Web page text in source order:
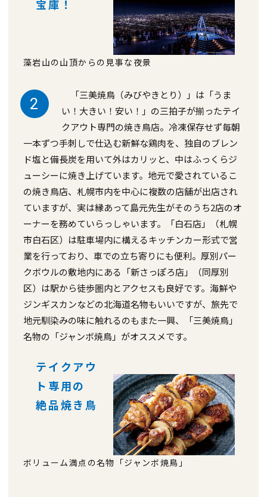
宝庫！
藻岩山の山頂からの見事な夜景
テイクアウ
ト専用の
絶品焼き鳥
ボリューム満点の名物「ジャンボ焼鳥」
2
「三美焼鳥（みびやきとり）」は「うま
い！大きい！安い！」の三拍子が揃ったテイ
クアウト専門の焼き鳥店。冷凍保存せず毎朝
一本ずつ手刺しで仕込む新鮮な鶏肉を、独自のブレン
ド塩と備長炭を用いて外はカリッと、中はふっくらジ
ューシーに焼き上げています。地元で愛されているこ
の焼き鳥店、札幌市内を中心に複数の店舗が出店され
ていますが、実は縁あって島元先生がそのうち2店のオ
ーナーを務めていらっしゃいます。「白石店」（札幌
市白石区）は駐車場内に構えるキッチンカー形式で営
業を行っており、車での立ち寄りにも便利。厚別パー
クボウルの敷地内にある「新さっぽろ店」（同厚別
区）は駅から徒歩圏内とアクセスも良好です。海鮮や
ジンギスカンなどの北海道名物もいいですが、旅先で
地元馴染みの味に触れるのもまた一興、「三美焼鳥」
名物の「ジャンボ焼鳥」がオススメです。